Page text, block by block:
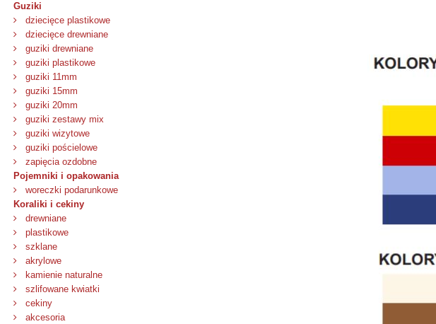
Guziki
dziecięce plastikowe
dziecięce drewniane
guziki drewniane
guziki plastikowe
guziki 11mm
guziki 15mm
guziki 20mm
guziki zestawy mix
guziki wizytowe
guziki pościelowe
zapięcia ozdobne
Pojemniki i opakowania
woreczki podarunkowe
Koraliki i cekiny
drewniane
plastikowe
szklane
akrylowe
kamienie naturalne
szlifowane kwiatki
cekiny
akcesoria